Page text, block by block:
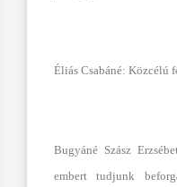
Éliás Csabáné: Közcélú
Bugyáné Szász
embert tudjunk